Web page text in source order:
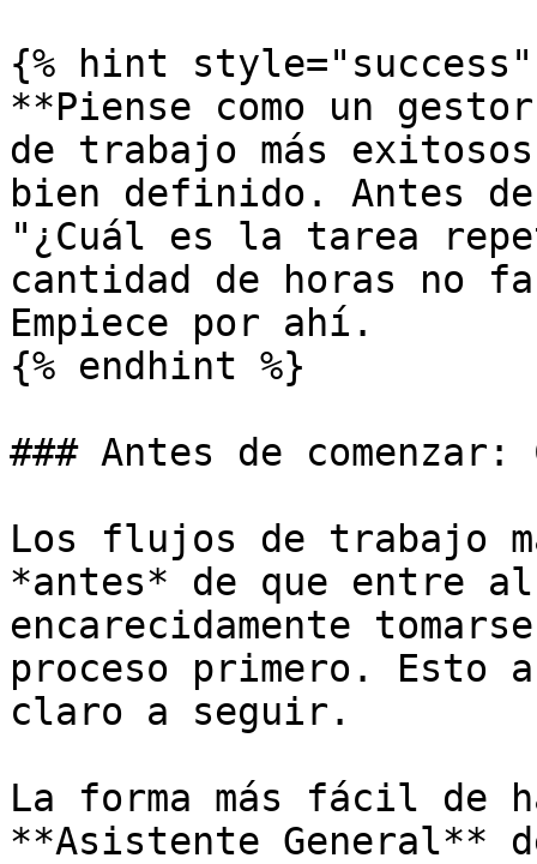
{% hint style="success"
**Piense como un
de trabajo más
bien definido. Antes
"¿Cuál es la tarea
cantidad de horas no
Empiece por ahí.
{% endhint %}
### Antes de
Los flujos de trabajo
*antes* de que entre al
encarecidamente
proceso primero. Esto
claro a seguir.
La forma más fácil de
**Asistente General**